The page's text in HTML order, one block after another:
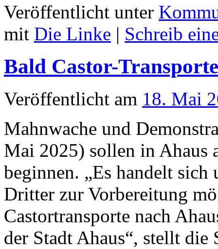
Veröffentlicht unter
mit Die Linke | Schreib
Bald Castor-
Veröffentlicht am 18. Mai
Mahnwache und
Mai 2025) sollen in Ahaus
beginnen. „Es handelt sich
Dritter zur Vorbereitung
Castortransporte nach
der Stadt Ahaus“, stellt